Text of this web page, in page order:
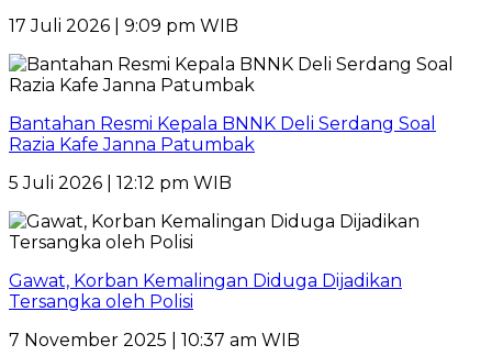
17 Juli 2026 | 9:09 pm WIB
Bantahan Resmi Kepala BNNK Deli Serdang Soal
Razia Kafe Janna Patumbak
5 Juli 2026 | 12:12 pm WIB
Gawat, Korban Kemalingan Diduga Dijadikan
Tersangka oleh Polisi
7 November 2025 | 10:37 am WIB